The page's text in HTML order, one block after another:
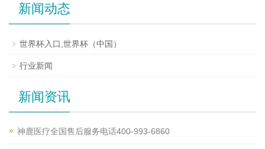
新闻动态
世界杯入口,世界杯（中国）
行业新闻
新闻资讯
神鹿医疗全国售后服务电话400-993-6860